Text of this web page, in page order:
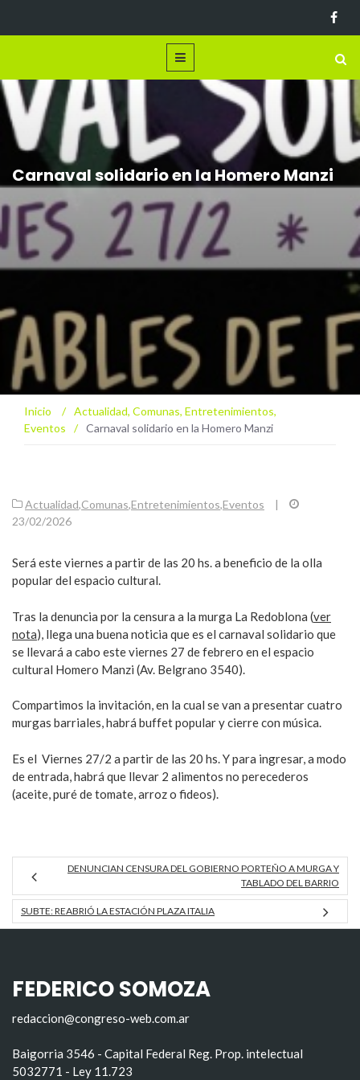
Carnaval solidario en la Homero Manzi
Inicio / Actualidad, Comunas, Entretenimientos,
Eventos
/ Carnaval solidario en la Homero Manzi
Actualidad,Comunas,Entretenimientos,Eventos
|
23/02/2026
Será este viernes a partir de las 20 hs. a beneficio de la olla
popular del espacio cultural.
Tras la denuncia por la censura a la murga La Redoblona (ver
nota), llega una buena noticia que es el carnaval solidario que
se llevará a cabo este viernes 27 de febrero en el espacio
cultural Homero Manzi (Av. Belgrano 3540).
Compartimos la invitación, en la cual se van a presentar cuatro
murgas barriales, habrá buffet popular y cierre con música.
Es el Viernes 27/2 a partir de las 20 hs. Y para ingresar, a modo
de entrada, habrá que llevar 2 alimentos no perecederos
(aceite, puré de tomate, arroz o fideos).
DENUNCIAN CENSURA DEL GOBIERNO PORTEÑO A MURGA Y
TABLADO DEL BARRIO
SUBTE: REABRIÓ LA ESTACIÓN PLAZA ITALIA
FEDERICO SOMOZA
redaccion@congreso-web.com.ar
Baigorria 3546 - Capital Federal Reg. Prop. intelectual
5032771 - Ley 11.723